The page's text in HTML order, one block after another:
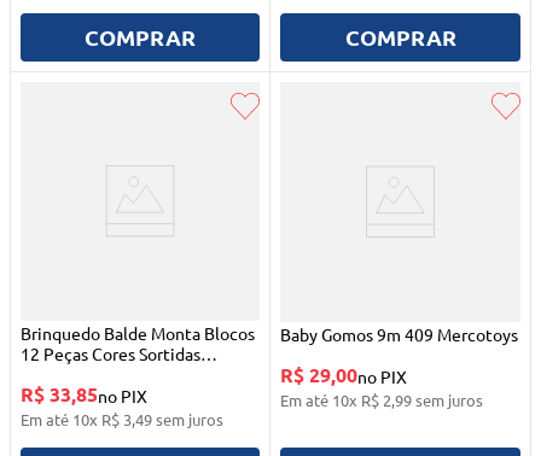
COMPRAR COMPRAR
Brinquedo Balde Monta Blocos
12 Peças Cores Sortidas
R$ 33,85no PIX
Em até 10x R$ 3,49sem juros
Baby Gomos 9m 409 Mercotoys
R$ 29,00no PIX
Em até 10x R$ 2,99sem juros